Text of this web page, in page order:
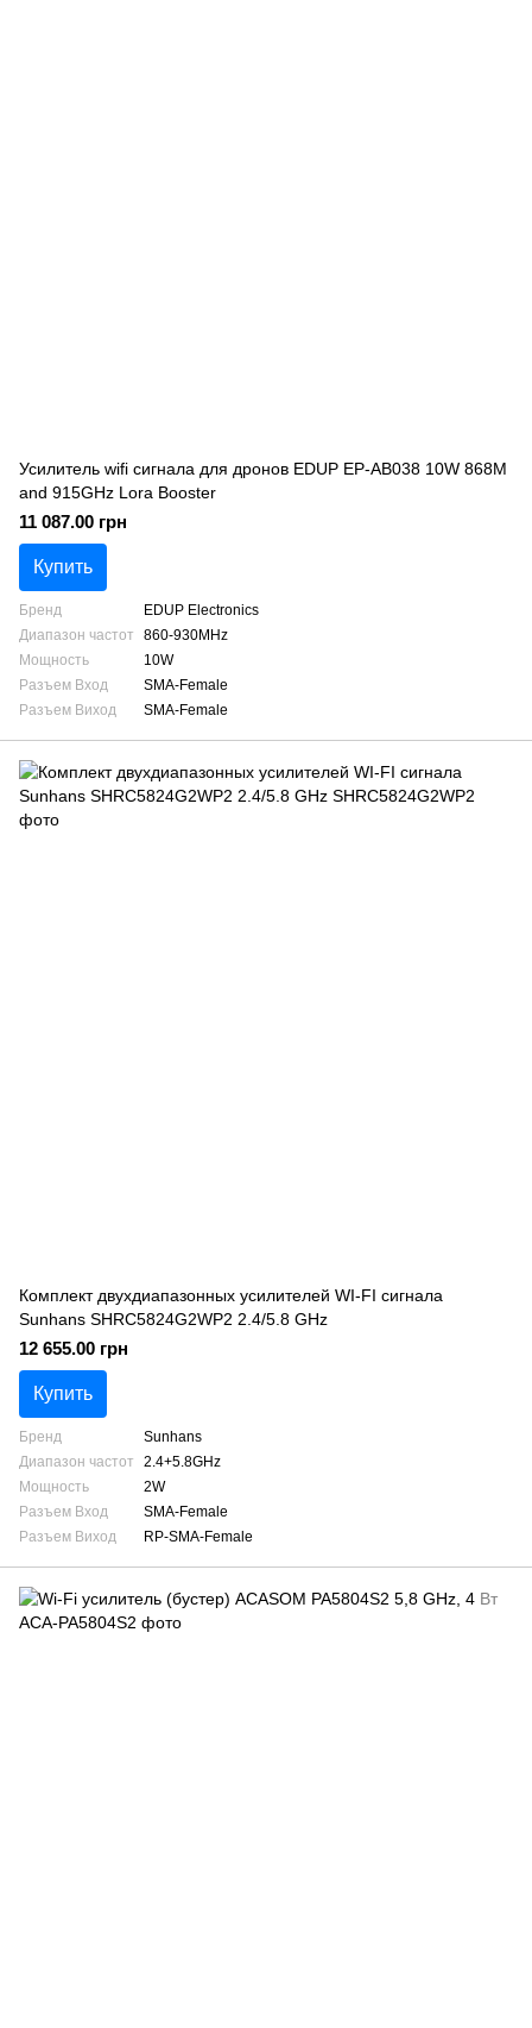
Усилитель wifi сигнала для дронов EDUP EP-AB038 10W 868M
and 915GHz Lora Booster
11 087.00 грн
Купить
Бренд
EDUP Electronics
Диапазон частот
860-930MHz
Мощность
10W
Разъем Вход
SMA-Female
Разъем Виход
SMA-Female
Комплект двухдиапазонных усилителей WI-FI сигнала
Sunhans SHRC5824G2WP2 2.4/5.8 GHz
12 655.00 грн
Купить
Бренд
Sunhans
Диапазон частот
2.4+5.8GHz
Мощность
2W
Разъем Вход
SMA-Female
Разъем Виход
RP-SMA-Female